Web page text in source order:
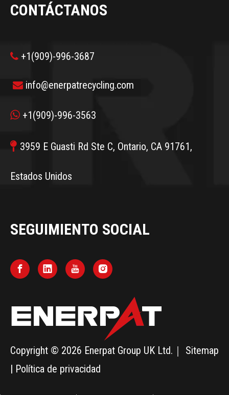
CONTÁCTANOS
 +1(909)-996-3687
 info@enerpatrecycling.com
 +1(909)-996-3563
 3959 E Guasti Rd Ste C, Ontario, CA 91761,
Estados Unidos
SEGUIMIENTO SOCIAL
Copyright © 2026 Enerpat Group UK Ltd.｜ Sitemap
| Política de privacidad